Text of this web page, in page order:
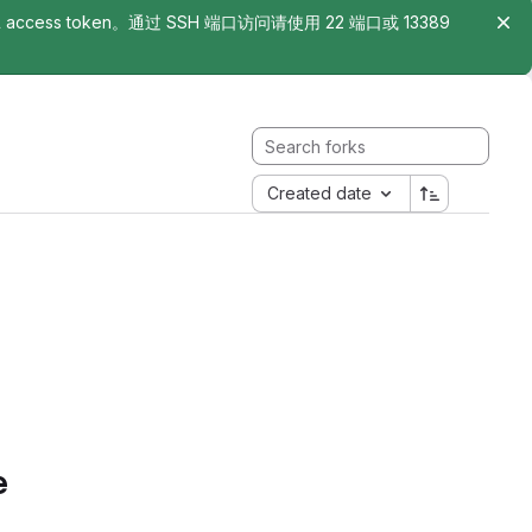
token。通过 SSH 端口访问请使用 22 端口或 13389
Created date